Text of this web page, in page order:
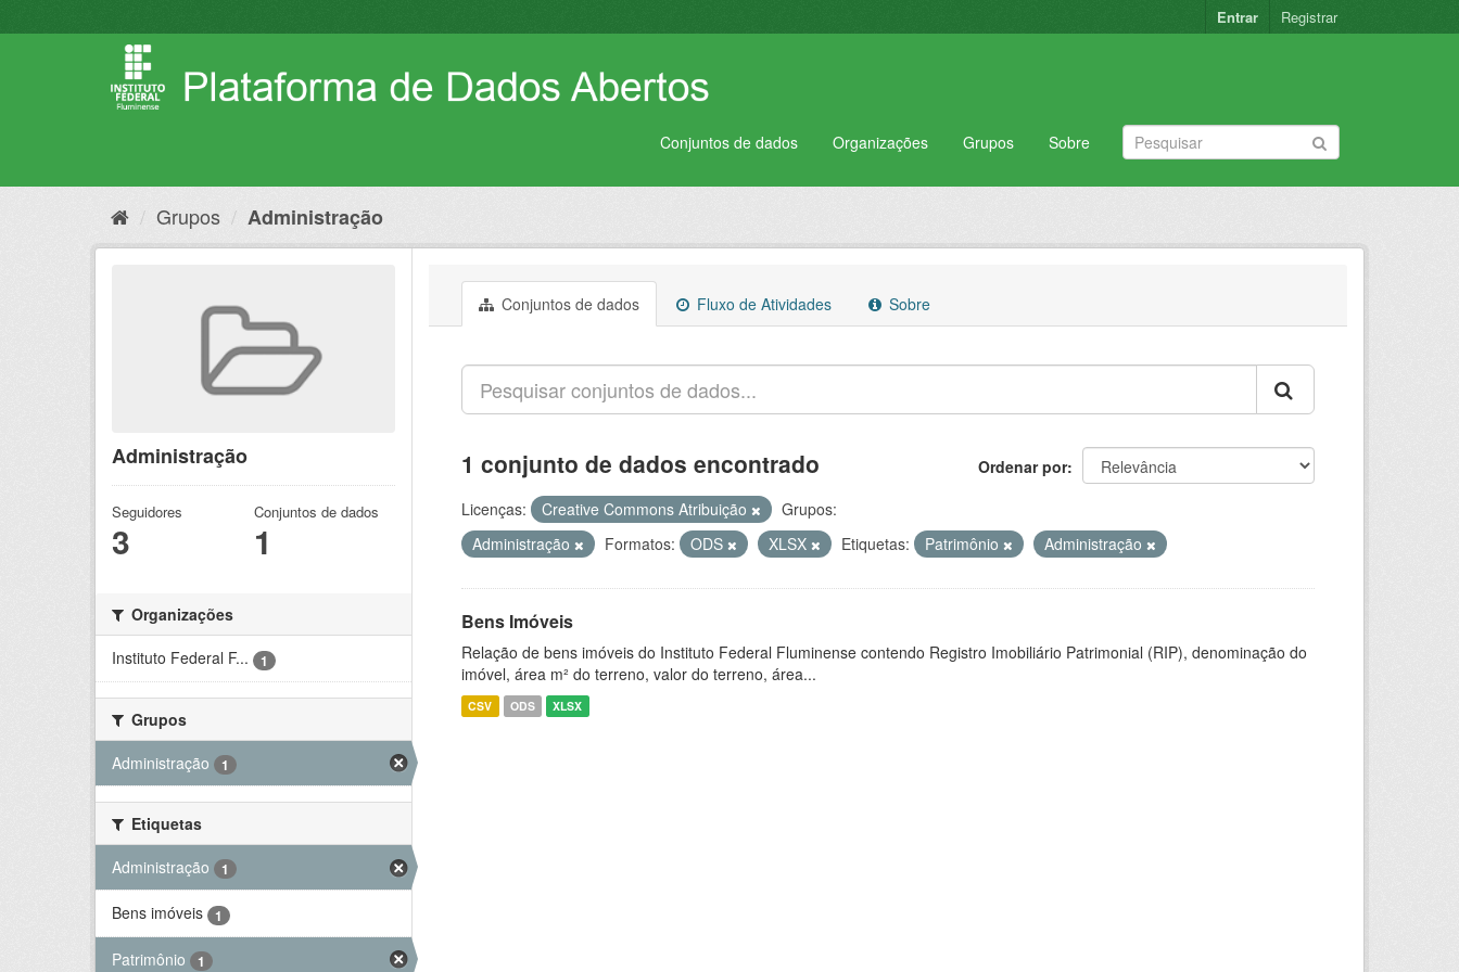
para
Entrar Registrar
Conjuntos de dados Organizações Grupos Sobre
Grupos Administração
Administração
Seguidores
3
Conjuntos de dados
1
Organizações
Instituto Federal F...
1
Grupos
Administração
1
Etiquetas
Administração
1
Bens imóveis 1
Patrimônio 1
Conjuntos de dados Fluxo de Atividades Sobre
Ordenar por
1 conjunto de dados encontrado
Licenças: Creative Commons Atribuição
Grupos:
Administração
Formatos: ODS XLSX Etiquetas: Patrimônio Administração
Bens Imóveis
Relação de bens imóveis do Instituto Federal Fluminense contendo Registro Imobiliário Patrimonial (RIP), denominação do
imóvel, área m² do terreno, valor do terreno, área...
CSV ODS XLSX